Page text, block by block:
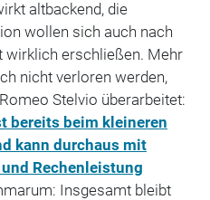
altbackend, die
wollen sich auch nach
wirklich erschließen. Mehr
nicht verloren werden,
Stelvio überarbeitet:
bereits beim kleineren
kann durchaus mit
Rechenleistung
Insgesamt bleibt